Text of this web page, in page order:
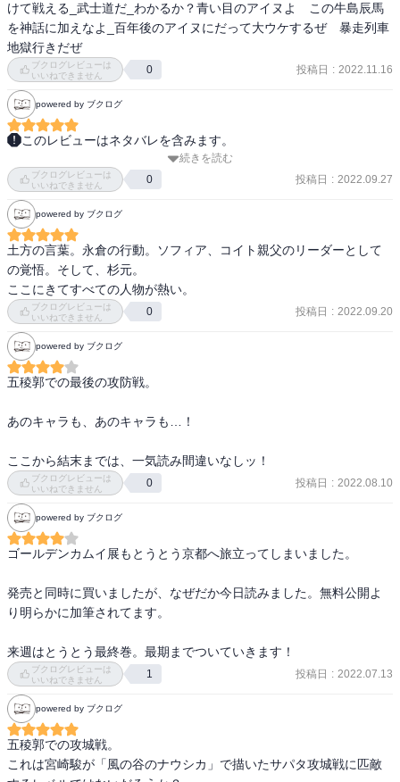
1976.12.
「コタンの口笛（第二部・下）」石森延男著、偕成社文庫、
1976.12.
（アマゾンより）
君のまわりに、金の滴が降り注ぐ。見つかった金塊とそして、北海
道の土地の権利書。最後の戦場、五稜郭に突撃する第七師団! 迎え撃
つは、二回目の土方歳三!! 開戦! 大詰め第30巻!!!!!!!
艦と共にあることを選んだ鯉登司令官。
音を失い、静かな世界に眠った都丹。
兄弟仲良く地獄に落ちた浩平・洋平。
死兵となって殿を務めながら、最後に過去を捨てきれなかったソ
フィア。
ここだけ静けさが支配し、読み合いの一歩先を行かれてしまった
ロシア人狙撃兵。
ワンシーンを切り出しただけでも「薩摩の示現流 vs. 天然理心流」
（※正確には永倉が理心流かは微妙だが）やら「日本とロシアの狙
撃兵対決」やら見どころが多すぎる！
終盤に、杉本と土方が肩を並べて戦う新旧の英雄の歩みだけでも
一巻分買うだけの値打ちがある。
最終局面へと向かう物語だが、中だるみだなんて一切ありえな
い。
そんなボルテージを高めていく一巻だった。
過去を踏みつける鶴見中尉の無惨な振る舞いだけでも、星一個二
個分はある。
それだけ重感のある1ページ1ページ、一コマ一コマである。
今巻も最高に面白かった。星八つで評価したい一巻である。
けて戦える_武士道だ_わかるか？青い目のアイヌよ　この牛島辰馬
を神話に加えなよ_百年後のアイヌにだって大ウケするぜ　暴走列車
地獄行きだぜ
ブクログレビューは
いいねできません
0 投稿日 : 2022.11.16
powered by ブクログ
このレビューはネタバレを含みます。
五稜郭の戦い⇒暴走列車の戦いがこの巻。
共に戦ったキャラも、憎たらしい＆キモかった敵キャラもざくざく
死んでいく…。ヤンジャンのアプリで最終まで読んでいるので単行
本はおさらい読書になるんですが、この作品については一話ずつ読
みすすめるよりも単行本でがっつり読まないと全貌がわかりにくい
です。なので読むならぜひ単行本で。アプリで1話ずつは詳細にメモ
を残さないと忘れてしまう。
今回の感想はとにかく
・鯉登がめっちゃかっこよくなってる
・牛山のパワーすごすぎ
「未来はあなたが選んで！」に思わず涙しました。
由に生きていい」と言っているように思えます。ソフィアがアシリ
パ自身を大事に思っているからこそ出てきた言葉でしょう。うるる
っ。
谷垣の行方が気になるんですが…生きててほしい。インカラマッと
赤ちゃんのためにも。って谷垣の子ども、針のように剛毛なの笑っ
続きを読む
ブクログレビューは
いいねできません
0 投稿日 : 2022.09.27
powered by ブクログ
土方の言葉。永倉の行動。ソフィア、コイト親父のリーダーとして
の覚悟。そして、杉元。
ここにきてすべての人物が熱い。
ブクログレビューは
いいねできません
0 投稿日 : 2022.09.20
powered by ブクログ
五稜郭での最後の攻防戦。
あのキャラも、あのキャラも…！
ここから結末までは、一気読み間違いなしッ！
ブクログレビューは
いいねできません
0 投稿日 : 2022.08.10
powered by ブクログ
ゴールデンカムイ展もとうとう京都へ旅立ってしまいました。
発売と同時に買いましたが、なぜだか今日読みました。無料公開よ
り明らかに加筆されてます。
来週はとうとう最終巻。最期までついていきます！
ブクログレビューは
いいねできません
1 投稿日 : 2022.07.13
powered by ブクログ
五稜郭での攻城戦。
これは宮崎駿が「風の谷のナウシカ」で描いたサパタ攻城戦に匹敵